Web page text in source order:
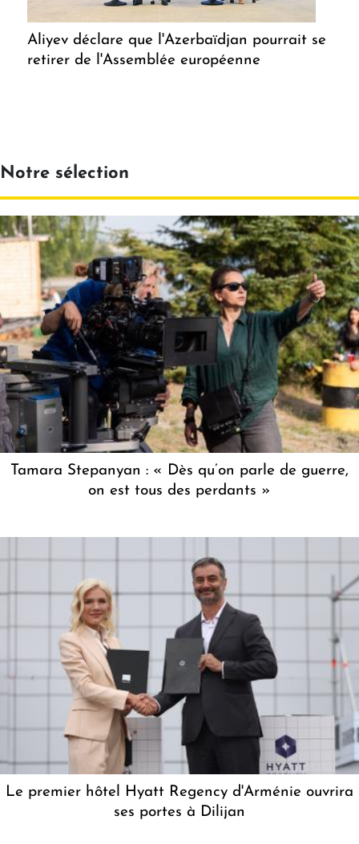
Aliyev déclare que l'Azerbaïdjan pourrait se
retirer de l'Assemblée européenne
Notre sélection
Tamara Stepanyan : « Dès qu’on parle de guerre,
on est tous des perdants »
Le premier hôtel Hyatt Regency d'Arménie ouvrira
ses portes à Dilijan